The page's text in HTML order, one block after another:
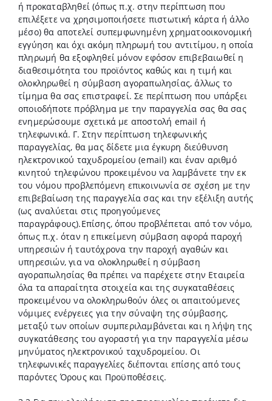
ή προκαταβληθεί (όπως π.χ. στην περίπτωση που
επιλέξετε να χρησιμοποιήσετε πιστωτική κάρτα ή άλλο
μέσο) θα αποτελεί συπεμφωνημένη χρηματοοικονομική
εγγύηση και όχι ακόμη πληρωμή του αντιτίμου, η οποία
πληρωμή θα εξοφληθεί μόνον εφόσον επιβεβαιωθεί η
διαθεσιμότητα του προϊόντος καθώς και η τιμή και
ολοκληρωθεί η σύμβαση αγοραπωλησίας, άλλως το
τίμημα θα σας επιστραφεί. Σε περίπτωση που υπάρξει
οποιοδήποτε πρόβλημα με την παραγγελία σας θα σας
ενημερώσουμε σχετικά με αποστολή email ή
τηλεφωνικά. Γ. Στην περίπτωση τηλεφωνικής
παραγγελίας, θα μας δίδετε μια έγκυρη διεύθυνση
ηλεκτρονικού ταχυδρομείου (email) και έναν αριθμό
κινητού τηλεφώνου προκειμένου να λαμβάνετε την εκ
του νόμου προβλεπόμενη επικοινωνία σε σχέση με την
επιβεβαίωση της παραγγελία σας και την εξέλιξη αυτής
(ως αναλύεται στις προηγούμενες
παραγράφους).Επίσης, όπου προβλέπεται από τον νόμο,
όπως π.χ. όταν η επικείμενη σύμβαση αφορά παροχή
υπηρεσιών ή ταυτόχρονα την παροχή αγαθών και
υπηρεσιών, για να ολοκληρωθεί η σύμβαση
αγοραπωλησίας θα πρέπει να παρέχετε στην Εταιρεία
όλα τα απαραίτητα στοιχεία και της συγκαταθέσεις
προκειμένου να ολοκληρωθούν όλες οι απαιτούμενες
νόμιμες ενέργειες για την σύναψη της σύμβασης,
μεταξύ των οποίων συμπεριλαμβάνεται και η λήψη της
συγκατάθεσης του αγοραστή για την παραγγελία μέσω
μηνύματος ηλεκτρονικού ταχυδρομείου. Οι
τηλεφωνικές παραγγελίες διέπονται επίσης από τους
παρόντες Όρους και Προϋποθέσεις.